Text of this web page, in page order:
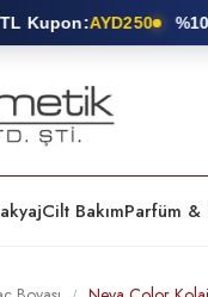
AYD250 %100
Cilt BakımParfüm